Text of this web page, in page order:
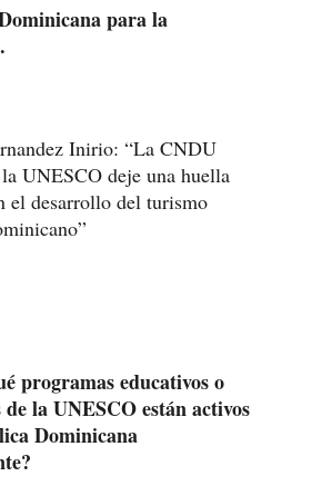
para la
programas educativos o
la UNESCO están activos
Dominicana